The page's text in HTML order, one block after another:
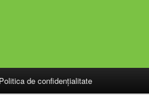
Politica de confidențialitate